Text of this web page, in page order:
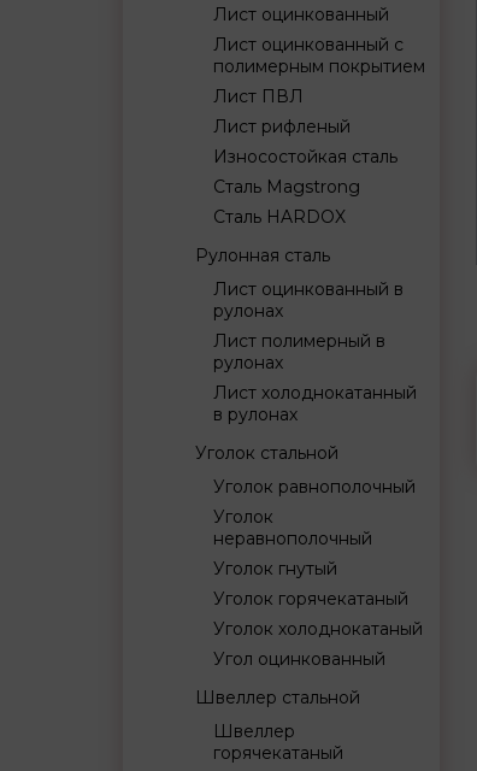
Лист оцинкованный
Лист оцинкованный с
полимерным покрытием
Лист ПВЛ
Лист рифленый
Износостойкая сталь
Сталь Magstrong
Сталь HARDOX
Рулонная сталь
Лист оцинкованный в
рулонах
Лист полимерный в
рулонах
Лист холоднокатанный
в рулонах
Уголок стальной
Уголок равнополочный
Уголок
неравнополочный
Уголок гнутый
Уголок горячекатаный
Уголок холоднокатаный
Угол оцинкованный
Швеллер стальной
Швеллер
горячекатаный